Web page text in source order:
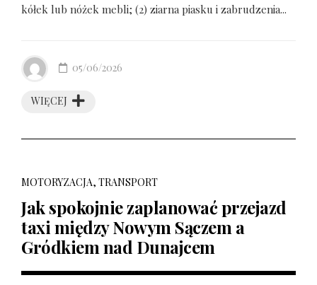
kółek lub nóżek mebli; (2) ziarna piasku i zabrudzenia...
WIĘCEJ
05/06/2026
MOTORYZACJA, TRANSPORT
Jak spokojnie zaplanować przejazd
taxi między Nowym Sączem a
Gródkiem nad Dunajcem